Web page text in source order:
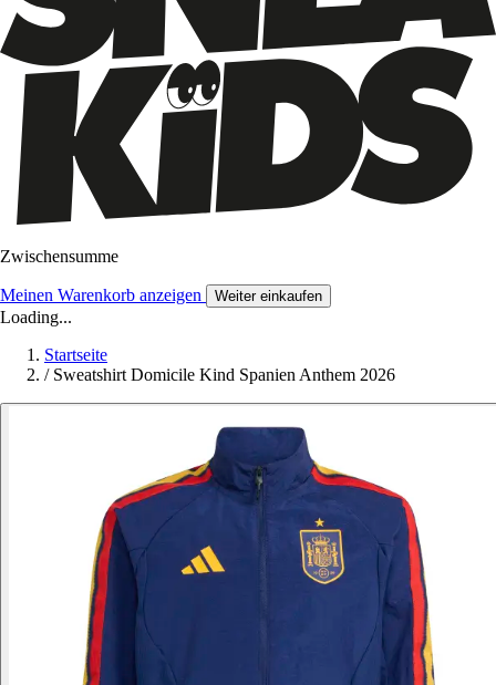
Zwischensumme
Meinen Warenkorb anzeigen Weiter einkaufen
Loading...
Startseite
/ Sweatshirt Domicile Kind Spanien Anthem 2026